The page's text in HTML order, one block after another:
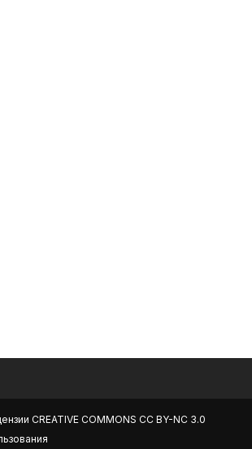
CREATIVE COMMONS CC BY-NC 3.0